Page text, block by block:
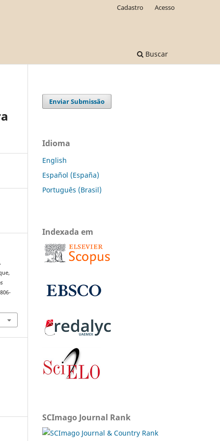
Buscar
Cadastro Acesso
Enviar Submissão
Idioma
English
Español (España)
Português (Brasil)
Indexada em
SCImago Journal Rank